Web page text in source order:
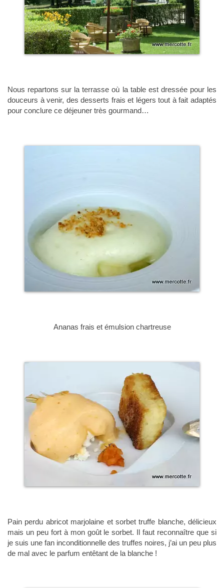
Nous repartons sur la terrasse où la table est dressée pour les
douceurs à venir, des desserts frais et légers tout à fait adaptés
pour conclure ce déjeuner très gourmand…
Ananas frais et émulsion chartreuse
Pain perdu abricot marjolaine et sorbet truffe blanche, délicieux
mais un peu fort à mon goût le sorbet. Il faut reconnaître que si
je suis une fan inconditionnelle des truffes noires, j’ai un peu plus
de mal avec le parfum entêtant de la blanche !